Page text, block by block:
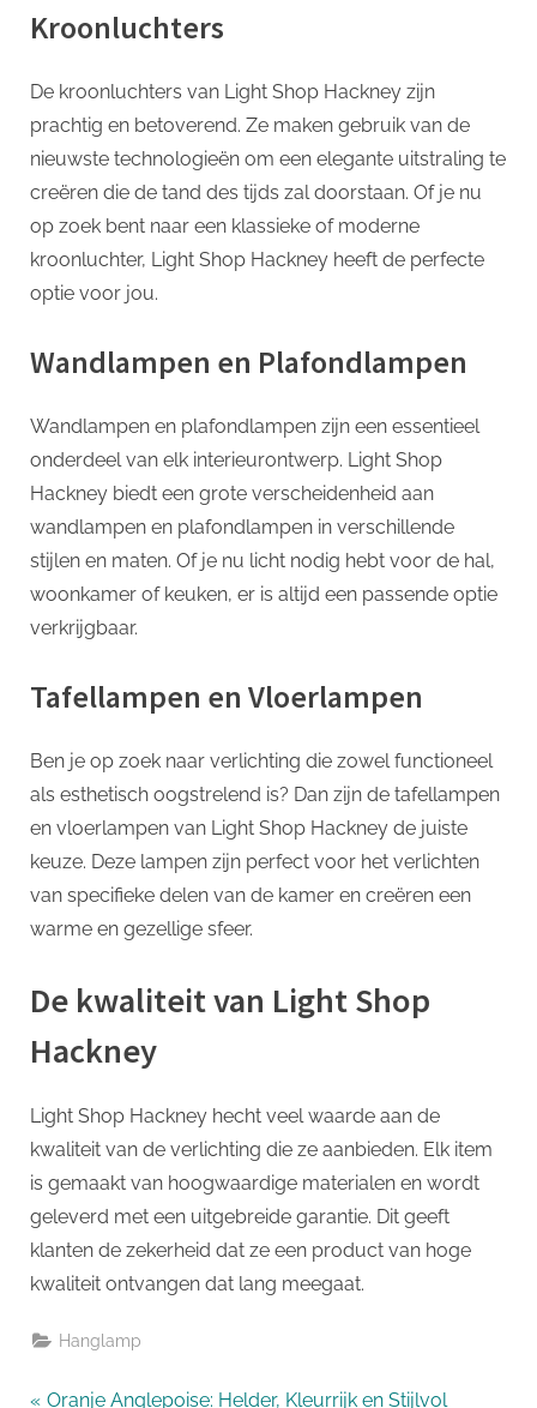
Kroonluchters
De kroonluchters van Light Shop Hackney zijn
prachtig en betoverend. Ze maken gebruik van de
nieuwste technologieën om een elegante uitstraling te
creëren die de tand des tijds zal doorstaan. Of je nu
op zoek bent naar een klassieke of moderne
kroonluchter, Light Shop Hackney heeft de perfecte
optie voor jou.
Wandlampen en Plafondlampen
Wandlampen en plafondlampen zijn een essentieel
onderdeel van elk interieurontwerp. Light Shop
Hackney biedt een grote verscheidenheid aan
wandlampen en plafondlampen in verschillende
stijlen en maten. Of je nu licht nodig hebt voor de hal,
woonkamer of keuken, er is altijd een passende optie
verkrijgbaar.
Tafellampen en Vloerlampen
Ben je op zoek naar verlichting die zowel functioneel
als esthetisch oogstrelend is? Dan zijn de tafellampen
en vloerlampen van Light Shop Hackney de juiste
keuze. Deze lampen zijn perfect voor het verlichten
van specifieke delen van de kamer en creëren een
warme en gezellige sfeer.
De kwaliteit van Light Shop
Hackney
Light Shop Hackney hecht veel waarde aan de
kwaliteit van de verlichting die ze aanbieden. Elk item
is gemaakt van hoogwaardige materialen en wordt
geleverd met een uitgebreide garantie. Dit geeft
klanten de zekerheid dat ze een product van hoge
kwaliteit ontvangen dat lang meegaat.
Hanglamp
P
Oranje Anglepoise: Helder, Kleurrijk en Stijlvol